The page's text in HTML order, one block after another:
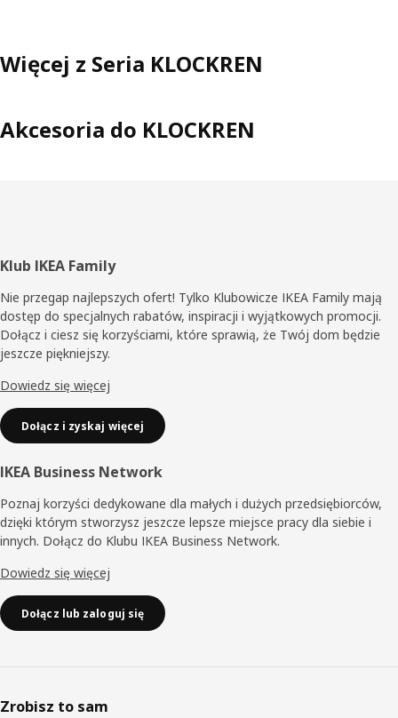
Więcej z Seria KLOCKREN
Akcesoria do KLOCKREN
Stopka
Klub IKEA Family
Nie przegap najlepszych ofert! Tylko Klubowicze IKEA Family mają
dostęp do specjalnych rabatów, inspiracji i wyjątkowych promocji.
Dołącz i ciesz się korzyściami, które sprawią, że Twój dom będzie
jeszcze piękniejszy.
Dowiedz się więcej
Dołącz i zyskaj więcej
IKEA Business Network
Poznaj korzyści dedykowane dla małych i dużych przedsiębiorców,
dzięki którym stworzysz jeszcze lepsze miejsce pracy dla siebie i
innych. Dołącz do Klubu IKEA Business Network.
Dowiedz się więcej
Dołącz lub zaloguj się
Zrobisz to sam